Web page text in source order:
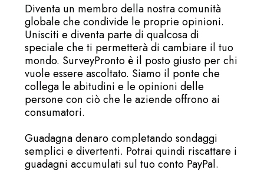
Diventa un membro della nostra comunità
globale che condivide le proprie opinioni.
Unisciti e diventa parte di qualcosa di
speciale che ti permetterà di cambiare il tuo
mondo. SurveyPronto è il posto giusto per chi
vuole essere ascoltato. Siamo il ponte che
collega le abitudini e le opinioni delle
persone con ciò che le aziende offrono ai
consumatori.
Guadagna denaro completando sondaggi
semplici e divertenti. Potrai quindi riscattare i
guadagni accumulati sul tuo conto PayPal.